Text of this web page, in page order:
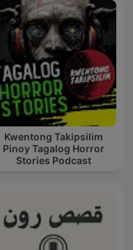
Kwentong Takipsilim
Pinoy Tagalog Horror
Stories Podcast